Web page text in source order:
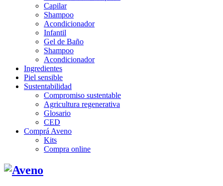
Capilar
Shampoo
Acondicionador
Infantil
Gel de Baño
Shampoo
Acondicionador
Ingredientes
Piel sensible
Sustentabilidad
Compromiso sustentable
Agricultura regenerativa
Glosario
CED
Comprá Aveno
Kits
Compra online